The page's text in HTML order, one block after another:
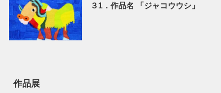
３1．作品名 「ジャコウウシ」
作品展